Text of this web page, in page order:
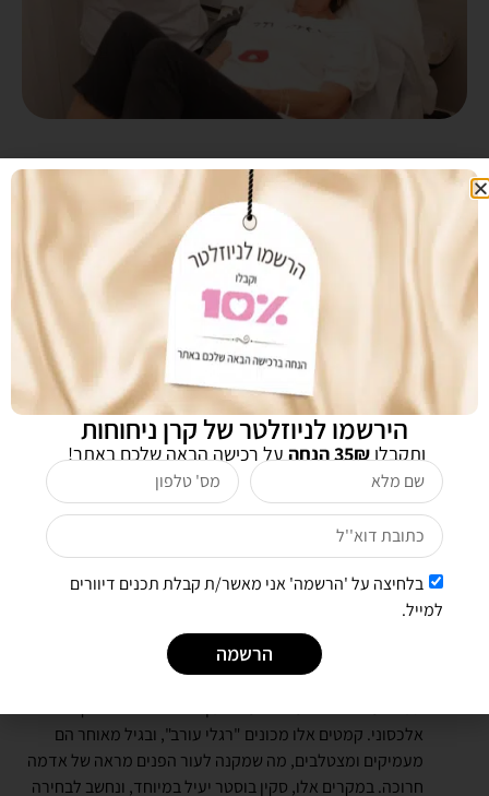
לאיזה איזורים הטיפול בסקין בוסטר מתאים?
אזור הלחיים – טיפולי סקין בוסטר בזיכרון יעקב יכולים לשפר
משמעותית נזקים שמופיעים באזור הלחיים, כמו הקמטוטים
אלכסוני. קמטים אלו מכונים "רגלי עורב", ובגיל מאוחר הם
מעמיקים ומצטלבים, מה שמקנה לעור הפנים מראה של אדמה
חרוכה. במקרים אלו, סקין בוסטר יעיל במיוחד, ונחשב לבחירה
הירשמו לניוזלטר של קרן ניחוחות
ותקבלו35₪ הנחה על רכישה הבאה שלכם באתר!
בלחיצה על 'הרשמה' אני מאשר/ת קבלת תכנים דיוורים
למייל.
הרשמה